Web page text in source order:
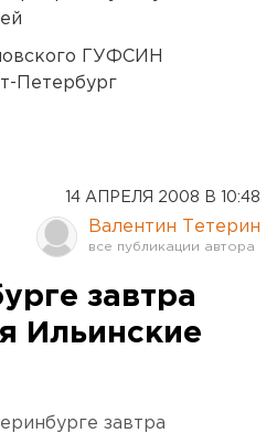
ГУФСИН
Петербург
14 АПРЕЛЯ 2008 В 10:48
Валентин Тетерин
завтра
Ильинские
завтра